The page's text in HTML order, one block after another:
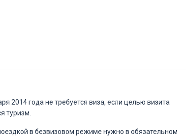
2014 года не требуется виза, если целью визита
туризм.
в безвизовом режиме нужно в обязательном